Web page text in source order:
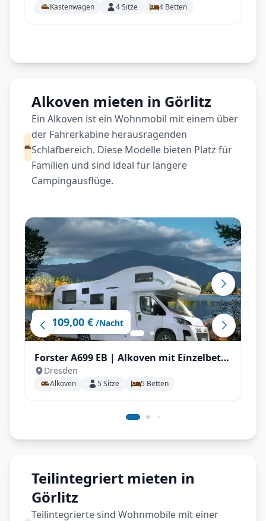
Kastenwagen 4Sitze 4 Betten
Alkoven mieten in Görlitz
Ein Alkoven ist ein Wohnmobil mit einem über
der Fahrerkabine herausragenden
Schlafbereich. Diese Modelle bieten Platz für
Familien und sind ideal für längere
Campingausflüge.
ab 109,00 € /Nacht
Forster A699 EB | Alkoven mit Einzelbett
für bis zu 5 P.
Dresden
Alkoven 5Sitze 5 Betten
Teilintegriert mieten in
Görlitz
Teilintegrierte sind Wohnmobile mit einer